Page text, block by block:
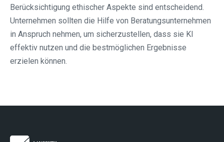
Berücksichtigung ethischer Aspekte sind entscheidend.
Unternehmen sollten die Hilfe von Beratungsunternehmen
in Anspruch nehmen, um sicherzustellen, dass sie KI
effektiv nutzen und die bestmöglichen Ergebnisse
erzielen können.